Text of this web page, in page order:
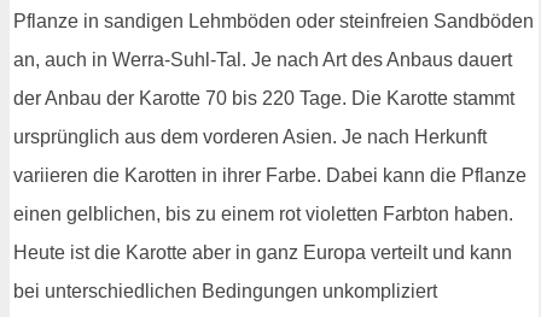
Pflanze in sandigen Lehmböden oder steinfreien Sandböden
an, auch in Werra-Suhl-Tal. Je nach Art des Anbaus dauert
der Anbau der Karotte 70 bis 220 Tage. Die Karotte stammt
ursprünglich aus dem vorderen Asien. Je nach Herkunft
variieren die Karotten in ihrer Farbe. Dabei kann die Pflanze
einen gelblichen, bis zu einem rot violetten Farbton haben.
Heute ist die Karotte aber in ganz Europa verteilt und kann
bei unterschiedlichen Bedingungen unkompliziert